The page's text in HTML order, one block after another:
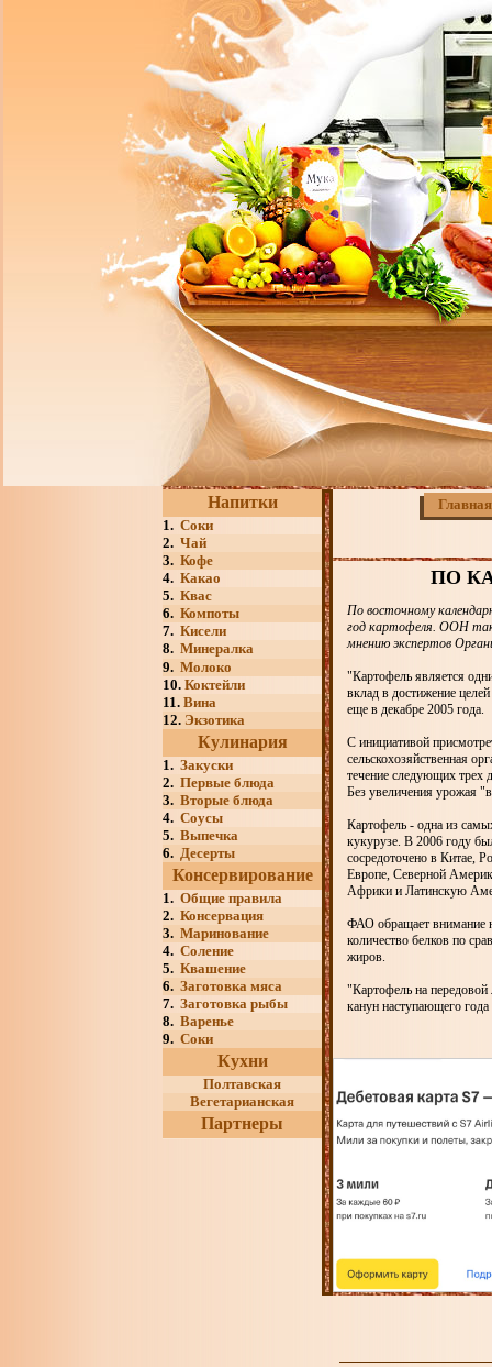
Напитки
1. Соки
2. Чай
3. Кофе
4. Какао
5. Квас
6. Компоты
7. Кисели
8. Минералка
9. Молоко
10. Коктейли
11. Вина
12. Экзотика
Кулинария
1. Закуски
2. Первые блюда
3. Вторые блюда
4. Соусы
5. Выпечка
6. Десерты
Консервирование
1. Общие правила
2. Консервация
3. Маринование
4. Соление
5. Квашение
6. Заготовка мяса
7. Заготовка рыбы
8. Варенье
9. Соки
Кухни
Полтавская
Вегетарианская
Партнеры
Главная
ПО
По восточному
год картофеля. ООН
мнению экспертов
"Картофель является
вклад в достижение
еще в декабре 2005 года.
С инициативой
сельскохозяйственная
течение следующих трех
Без увеличения урожая
Картофель - одна из
кукурузе. В 2006 году
сосредоточено в Китае,
Европе, Северной
Африки и Латинскую
ФАО обращает внимание
количество белков по
жиров.
"Картофель на
канун наступающего